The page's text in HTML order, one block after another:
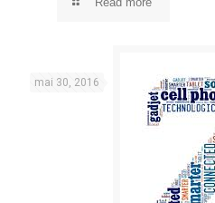
mai 30, 2016